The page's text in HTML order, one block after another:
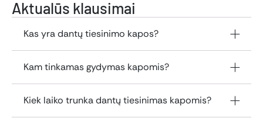
Aktualūs klausimai
Kas yra dantų tiesinimo kapos?
Kam tinkamas gydymas kapomis?
Kiek laiko trunka dantų tiesinimas kapomis?